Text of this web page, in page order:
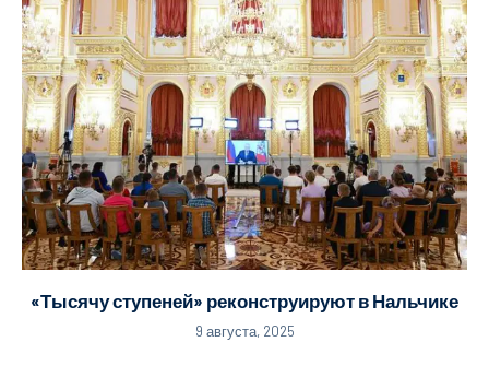
«Тысячу ступеней» реконструируют в Нальчике
9 августа, 2025